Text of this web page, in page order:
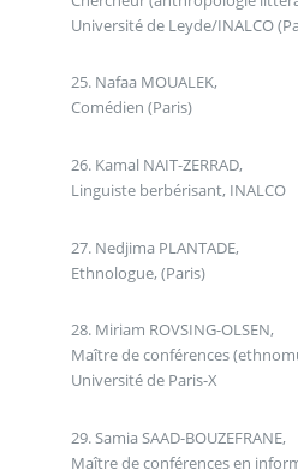
Université de Leyde/INALCO
25. Nafaa MOUALEK,
Comédien (Paris)
26. Kamal NAIT-ZERRAD,
Linguiste berbérisant, INALCO
27. Nedjima PLANTADE,
Ethnologue, (Paris)
28. Miriam ROVSING-OLSEN,
Maître de conférences
Université de Paris-X
29. Samia SAAD-BOUZEFRANE,
Maître de conférences en